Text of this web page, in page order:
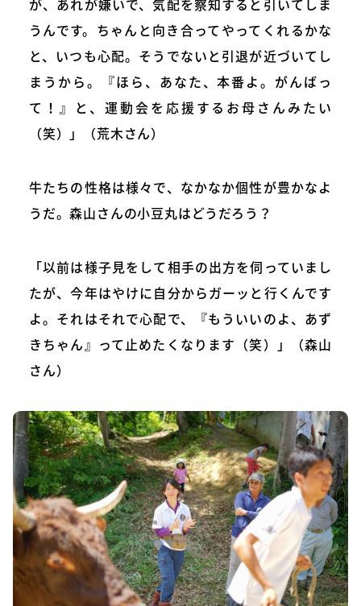
うんです。ちゃんと向き合ってやってくれるかな
と、いつも心配。そうでないと引退が近づいてし
まうから。『ほら、あなた、本番よ。がんばっ
て！』と、運動会を応援するお母さんみたい
（笑）」（荒木さん）
牛たちの性格は様々で、なかなか個性が豊かなよ
うだ。森山さんの小豆丸はどうだろう？
「以前は様子見をして相手の出方を伺っていまし
たが、今年はやけに自分からガーッと行くんです
よ。それはそれで心配で、『もういいのよ、あず
きちゃん』って止めたくなります（笑）」（森山
さん）